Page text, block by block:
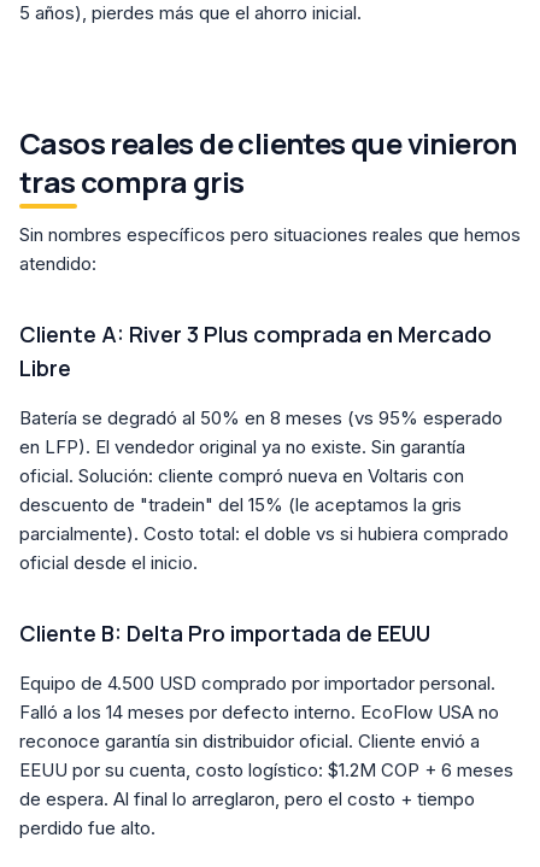
5 años), pierdes más que el ahorro inicial.
Casos reales de clientes que vinieron
tras compra gris
Sin nombres específicos pero situaciones reales que hemos
atendido:
Cliente A: River 3 Plus comprada en Mercado
Libre
Batería se degradó al 50% en 8 meses (vs 95% esperado
en LFP). El vendedor original ya no existe. Sin garantía
oficial. Solución: cliente compró nueva en Voltaris con
descuento de "tradein" del 15% (le aceptamos la gris
parcialmente). Costo total: el doble vs si hubiera comprado
oficial desde el inicio.
Cliente B: Delta Pro importada de EEUU
Equipo de 4.500 USD comprado por importador personal.
Falló a los 14 meses por defecto interno. EcoFlow USA no
reconoce garantía sin distribuidor oficial. Cliente envió a
EEUU por su cuenta, costo logístico: $1.2M COP + 6 meses
de espera. Al final lo arreglaron, pero el costo + tiempo
perdido fue alto.